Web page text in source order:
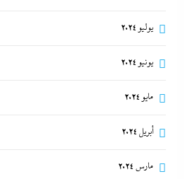
يوليو 2024
يونيو 2024
مايو 2024
أبريل 2024
مارس 2024